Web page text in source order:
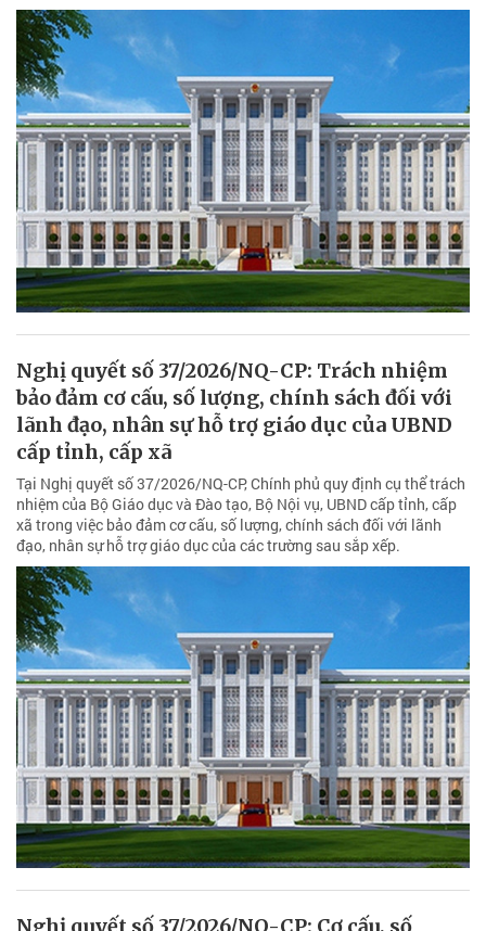
Nghị quyết số 37/2026/NQ-CP: Trách nhiệm
bảo đảm cơ cấu, số lượng, chính sách đối với
lãnh đạo, nhân sự hỗ trợ giáo dục của UBND
cấp tỉnh, cấp xã
Tại Nghị quyết số 37/2026/NQ-CP, Chính phủ quy định cụ thể trách
nhiệm của Bộ Giáo dục và Đào tạo, Bộ Nội vụ, UBND cấp tỉnh, cấp
xã trong việc bảo đảm cơ cấu, số lượng, chính sách đối với lãnh
đạo, nhân sự hỗ trợ giáo dục của các trường sau sắp xếp.